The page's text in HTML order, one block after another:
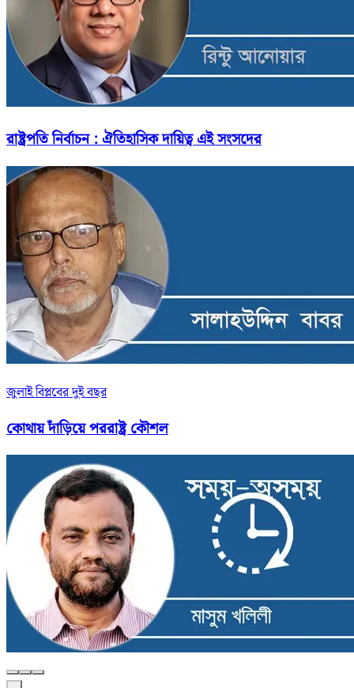
রাষ্ট্রপতি নির্বাচন : ঐতিহাসিক দায়িত্ব এই সংসদের
জুলাই বিপ্লবের দুই বছর
কোথায় দাঁড়িয়ে পররাষ্ট্র কৌশল